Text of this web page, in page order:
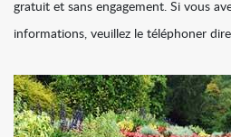
gratuit et sans engagement. Si vous
informations, veuillez le téléphoner